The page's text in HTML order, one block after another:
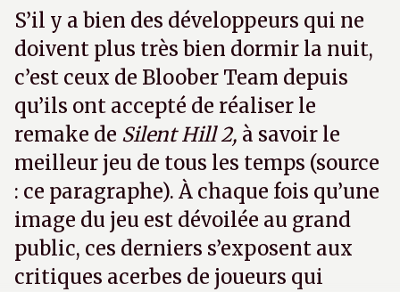
S’il y a bien des développeurs qui ne
doivent plus très bien dormir la nuit,
c’est ceux de Bloober Team depuis
qu’ils ont accepté de réaliser le
remake de Silent Hill 2, à savoir le
meilleur jeu de tous les temps (source
: ce paragraphe). À chaque fois qu’une
image du jeu est dévoilée au grand
public, ces derniers s’exposent aux
critiques acerbes de joueurs qui